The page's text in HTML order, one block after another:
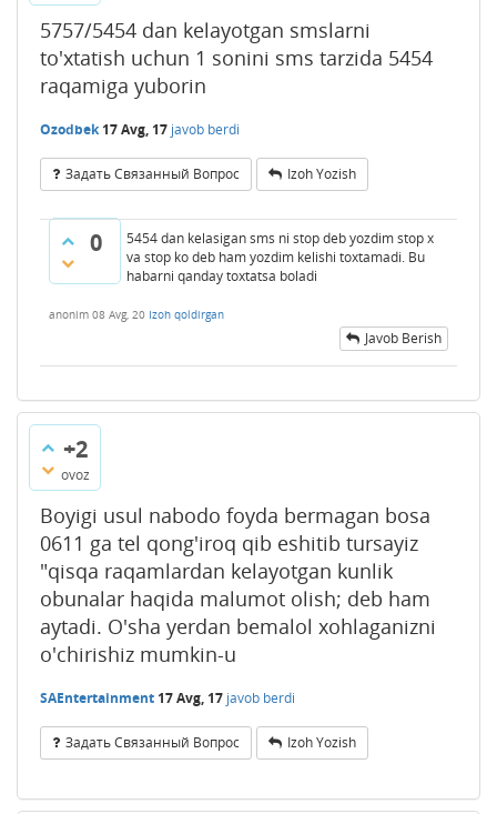
5757/5454 dan kelayotgan smslarni
to'xtatish uchun 1 sonini sms tarzida 5454
raqamiga yuborin
Ozodbek 17 Avg, 17 javob berdi
Задать Связанный Вопрос Izoh Yozish
0
5454 dan kelasigan sms ni stop deb yozdim stop x
va stop ko deb ham yozdim kelishi toxtamadi. Bu
habarni qanday toxtatsa boladi
anonim 08 Avg, 20 Izoh qoldirgan
Javob Berish
+2
ovoz
Boyigi usul nabodo foyda bermagan bosa
0611 ga tel qong'iroq qib eshitib tursayiz
"qisqa raqamlardan kelayotgan kunlik
obunalar haqida malumot olish; deb ham
aytadi. O'sha yerdan bemalol xohlaganizni
o'chirishiz mumkin-u
SAEntertainment 17 Avg, 17 javob berdi
Задать Связанный Вопрос Izoh Yozish